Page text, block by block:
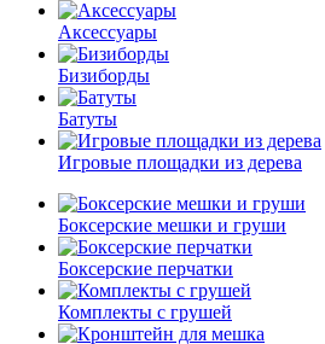
Аксессуары
Бизиборды
Батуты
Игровые площадки из дерева
Боксерские мешки и груши
Боксерские перчатки
Комплекты с грушей